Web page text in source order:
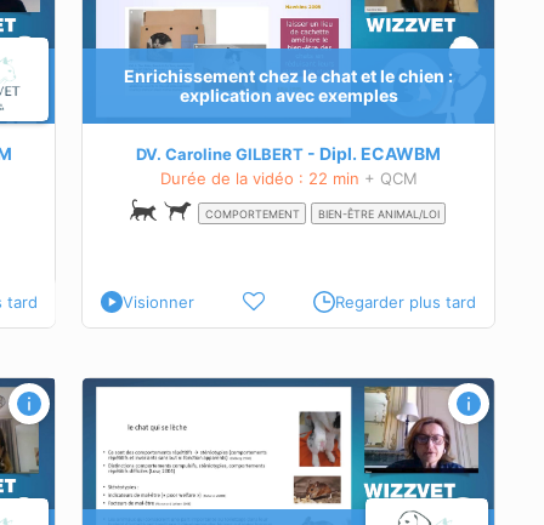
tard
Enrichissement chez le chat et le chien :
explication avec exemples
DV. Caroline GILBERT Dipl. ECAWBM
Durée de la vidéo : 22 min + QCM
COMPORTEMENT BIEN-ÊTRE ANIMAL/LOI
le
le
Visionner Regarder plus tard
se